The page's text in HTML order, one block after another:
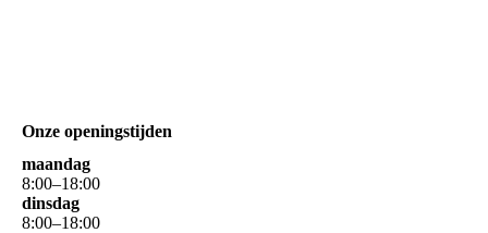
Onze openingstijden
maandag
8:00–18:00
dinsdag
8:00–18:00